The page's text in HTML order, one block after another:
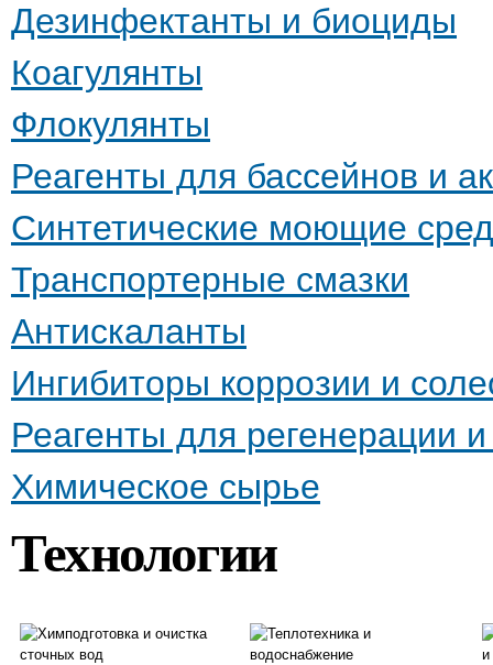
Дезинфектанты и биоциды
Коагулянты
Флокулянты
Реагенты для бассейнов и
Синтетические моющие
Транспортерные смазки
Антискаланты
Ингибиторы коррозии и
Реагенты для регенерации
Химическое сырье
Технологии